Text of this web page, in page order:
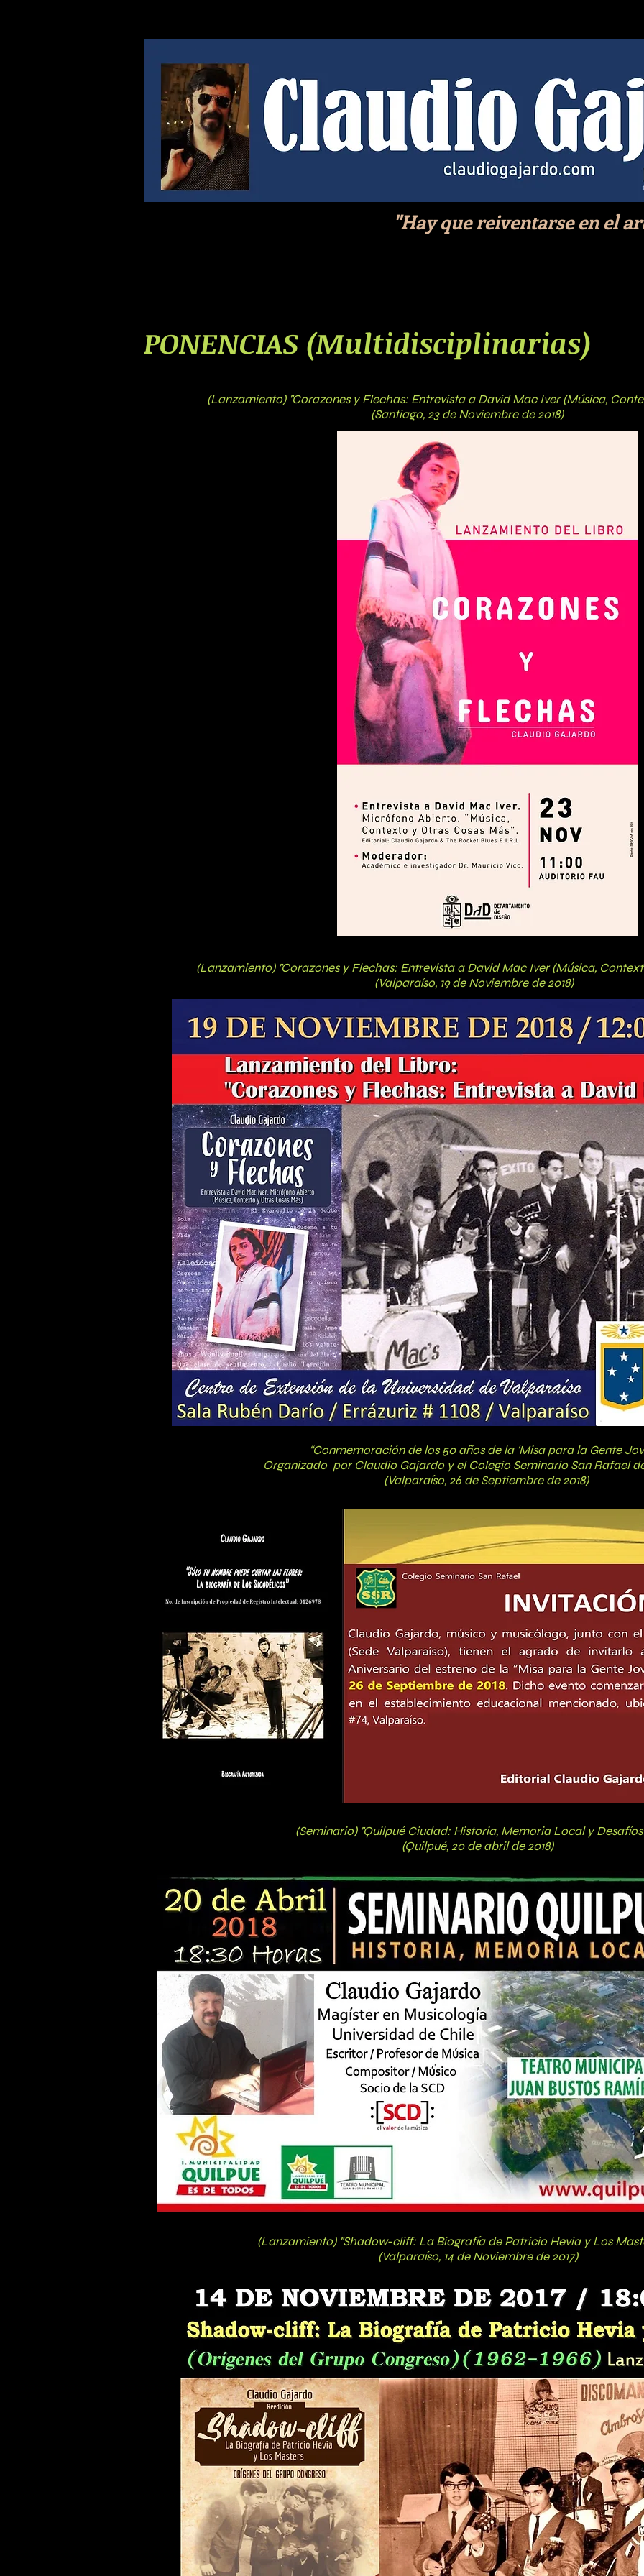
"Hay que reiventarse en el arte
PONENCIAS (Multidisciplinarias)
(Lanzamiento) "Corazones y Flechas: Entrevista a David Mac Iver (Música,
(Santiago, 23 de Noviembre de 2018)
(Lanzamiento) "Corazones y Flechas: Entrevista a David Mac Iver (Música,
(Valparaíso, 19 de Noviembre de 2018)
“Conmemoración de los 50 años de la ‘Misa para la Gente
Organizado por Claudio Gajardo y el Colegio Seminario San Rafael
(Valparaíso, 26 de Septiembre de 2018)
(Seminario) "Quilpué Ciudad: Historia, Memoria Local y
(Quilpué, 20 de abril de 2018)
(Lanzamiento) "Shadow-cliff: La Biografía de Patricio Hevia y Los
(Valparaíso, 14 de Noviembre de 2017)